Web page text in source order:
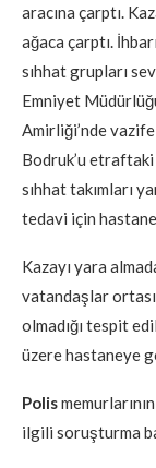
aracına çarptı.
ağaca çarptı.
sıhhat grupları
Emniyet
Amirliği’nde
Bodruk’u
sıhhat takımları
tedavi için
Kazayı yara
vatandaşlar
olmadığı tespit
üzere hastaneye
Polis
ilgili soruşturma